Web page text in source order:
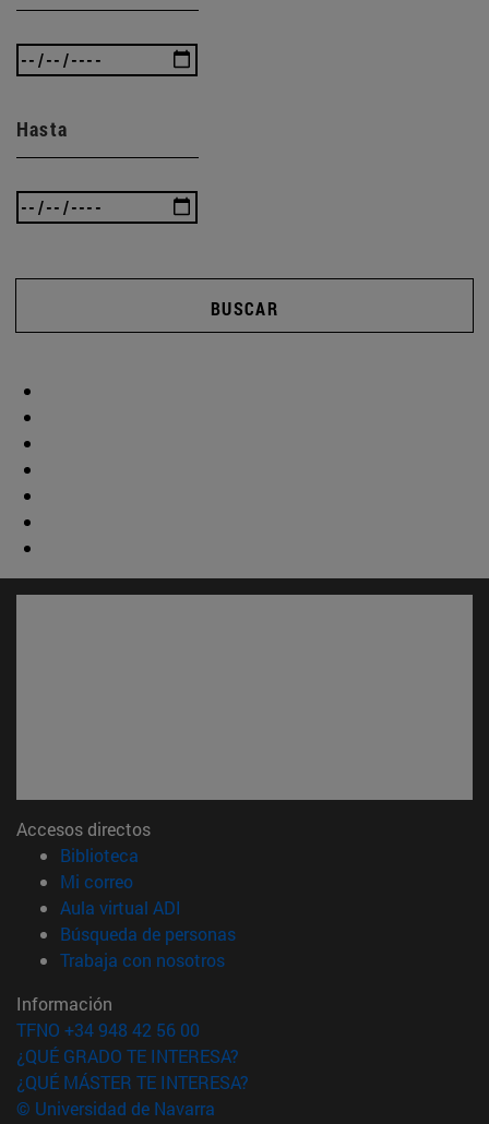
Hasta
BUSCAR
Accesos directos
Biblioteca
Mi correo(abre en nueva ventana)
Aula virtual ADI
Búsqueda de personas(abre en nueva ventana)
Trabaja con nosotros(abre en nueva ventana)
Información
TFNO +34 948 42 56 00
¿QUÉ GRADO TE INTERESA?
¿QUÉ MÁSTER TE INTERESA?
© Universidad de Navarra